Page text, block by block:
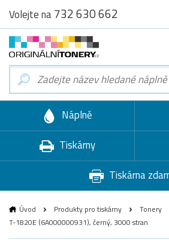
Volejte na732 630 662
Náplně
Tiskárny
Tiskárna
Úvod Produkty pro tiskárny Tonery
T-1820E (6A000000931), černý, 3000 stran